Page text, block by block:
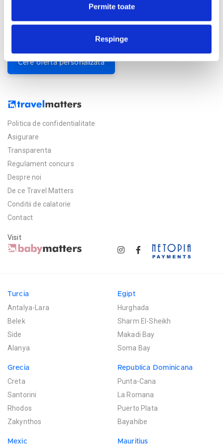
Permite toate
Respinge
Masa:Pensiune completa;
Cere oferta personalizata
Politica de confidentialitate
Asigurare
Transparenta
Regulament concurs
Despre noi
De ce Travel Matters
Conditii de calatorie
Contact
Visit
Turcia
Antalya-Lara
Belek
Side
Alanya
Egipt
Hurghada
Sharm El-Sheikh
Makadi Bay
Soma Bay
Grecia
Creta
Santorini
Rhodos
Zakynthos
Republica Dominicana
Punta-Cana
La Romana
Puerto Plata
Bayahibe
Mexic Mauritius